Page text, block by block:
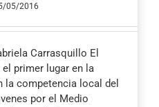
05/2016
Carrasquillo El
primer lugar en la
la competencia local del
por el Medio